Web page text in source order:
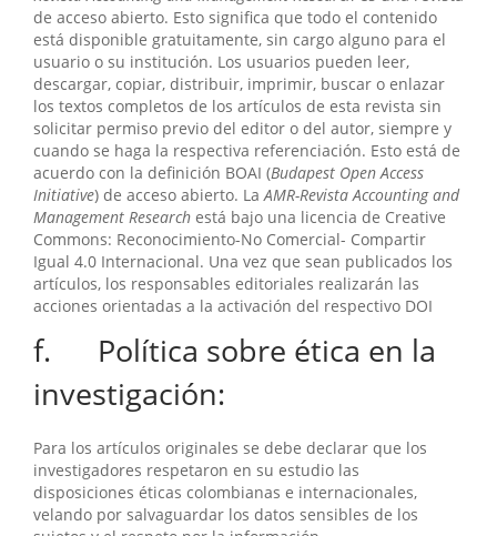
de acceso abierto. Esto significa que todo el contenido
está disponible gratuitamente, sin cargo alguno para el
usuario o su institución. Los usuarios pueden leer,
descargar, copiar, distribuir, imprimir, buscar o enlazar
los textos completos de los artículos de esta revista sin
solicitar permiso previo del editor o del autor, siempre y
cuando se haga la respectiva referenciación. Esto está de
acuerdo con la definición BOAI (Budapest Open Access
Initiative) de acceso abierto. LaAMR-Revista Accounting and
Management Research está bajo una licencia de Creative
Commons: Reconocimiento-No Comercial- Compartir
Igual 4.0 Internacional. Una vez que sean publicados los
artículos, los responsables editoriales realizarán las
acciones orientadas a la activación del respectivo DOI
f. Política sobre ética en la
investigación:
Para los artículos originales se debe declarar que los
investigadores respetaron en su estudio las
disposiciones éticas colombianas e internacionales,
velando por salvaguardar los datos sensibles de los